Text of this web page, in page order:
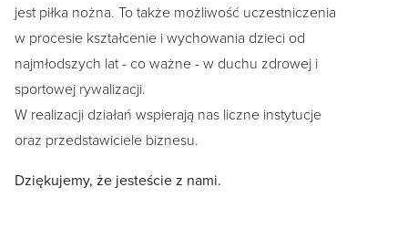
jest piłka nożna. To także możliwość uczestniczenia
w procesie kształcenie i wychowania dzieci od
najmłodszych lat - co ważne - w duchu zdrowej i
sportowej rywalizacji.
W realizacji działań wspierają nas liczne instytucje
oraz przedstawiciele biznesu.
Dziękujemy, że jesteście z nami.